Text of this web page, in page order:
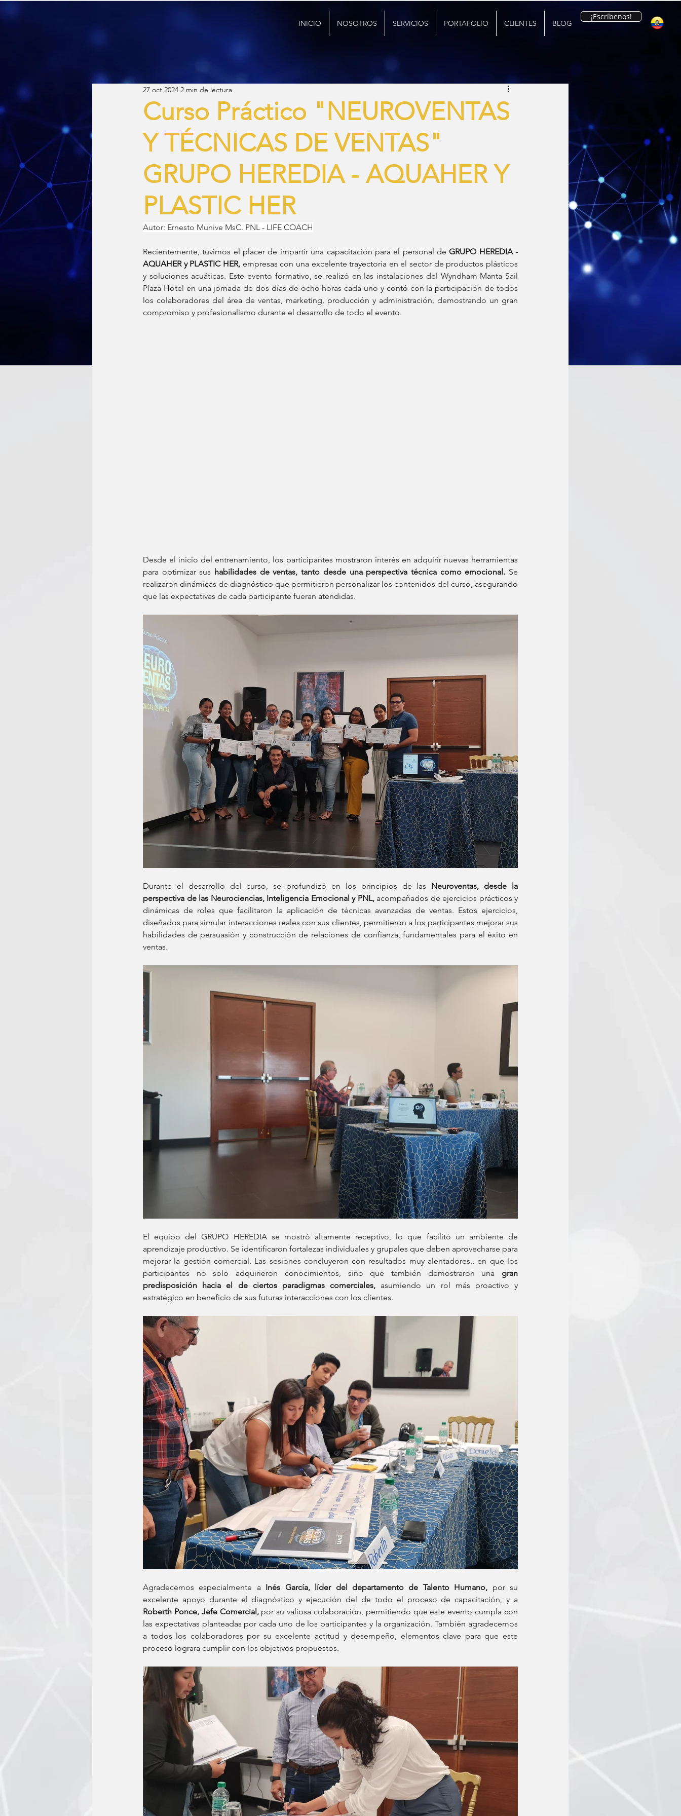
INICIO NOSOTROS SERVICIOS PORTAFOLIO CLIENTES BLOG
¡Escríbenos!
Curso Práctico "NEUROVENTAS
Y TÉCNICAS DE VENTAS"
GRUPO HEREDIA - AQUAHER Y
PLASTIC HER
27 oct 2024 2 min de lectura
Autor: Ernesto Munive MsC. PNL - LIFE COACH
Recientemente, tuvimos el placer de impartir una capacitación para el personal de GRUPO HEREDIA -
AQUAHER y PLASTIC HER, empresas con una excelente trayectoria en el sector de productos plásticos
y soluciones acuáticas. Este evento formativo, se realizó en las instalaciones del Wyndham Manta Sail
Plaza Hotel en una jornada de dos días de ocho horas cada uno y contó con la participación de todos
los colaboradores del área de ventas, marketing, producción y administración, demostrando un gran
compromiso y profesionalismo durante el desarrollo de todo el evento.
Desde el inicio del entrenamiento, los participantes mostraron interés en adquirir nuevas herramientas
para optimizar sus habilidades de ventas, tanto desde una perspectiva técnica como emocional. Se
realizaron dinámicas de diagnóstico que permitieron personalizar los contenidos del curso, asegurando
que las expectativas de cada participante fueran atendidas.
Durante el desarrollo del curso, se profundizó en los principios de las Neuroventas, desde la
perspectiva de las Neurociencias, Inteligencia Emocional y PNL, acompañados de ejercicios prácticos y
dinámicas de roles que facilitaron la aplicación de técnicas avanzadas de ventas. Estos ejercicios,
diseñados para simular interacciones reales con sus clientes, permitieron a los participantes mejorar sus
habilidades de persuasión y construcción de relaciones de confianza, fundamentales para el éxito en
ventas.
El equipo del GRUPO HEREDIA se mostró altamente receptivo, lo que facilitó un ambiente de
aprendizaje productivo. Se identificaron fortalezas individuales y grupales que deben aprovecharse para
mejorar la gestión comercial. Las sesiones concluyeron con resultados muy alentadores., en que los
participantes no solo adquirieron conocimientos, sino que también demostraron una gran
predisposición hacia el de ciertos paradigmas comerciales, asumiendo un rol más proactivo y
estratégico en beneficio de sus futuras interacciones con los clientes.
Agradecemos especialmente a Inés García, líder del departamento de Talento Humano, por su
Roberth Ponce, Jefe Comercial, por su valiosa colaboración, permitiendo que este evento cumpla con
las expectativas planteadas por cada uno de los participantes y la organización. También agradecemos
a todos los colaboradores por su excelente actitud y desempeño, elementos clave para que este
proceso lograra cumplir con los objetivos propuestos.